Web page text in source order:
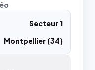
Secteur 1
Montpellier (34)